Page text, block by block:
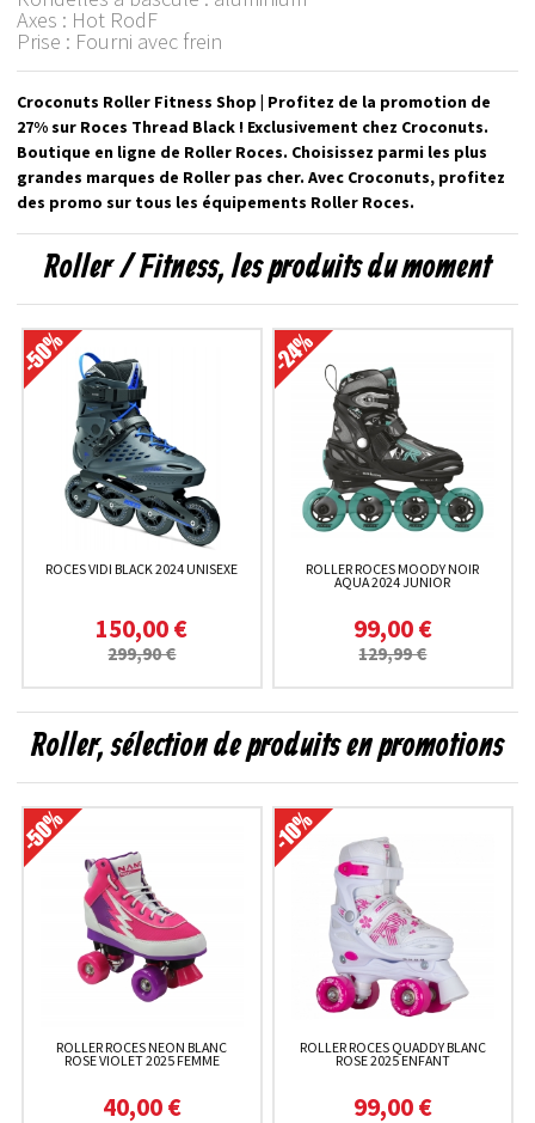
Axes : Hot RodF
Prise : Fourni avec frein
Croconuts Roller Fitness Shop | Profitez de la promotion de
27% sur Roces Thread Black ! Exclusivement chez Croconuts.
Boutique en ligne de Roller Roces. Choisissez parmi les plus
grandes marques de Roller pas cher. Avec Croconuts, profitez
des promo sur tous les équipements Roller Roces.
Roller / Fitness, les produits du moment
ROCES VIDI BLACK 2024 UNISEXE
150,00 €
299,90 €
ROLLER ROCES MOODY NOIR
AQUA 2024 JUNIOR
99,00 €
129,99 €
Roller, sélection de produits en promotions
ROLLER ROCES NEON BLANC
ROSE VIOLET 2025 FEMME
40,00 €
ROLLER ROCES QUADDY BLANC
ROSE 2025 ENFANT
99,00 €